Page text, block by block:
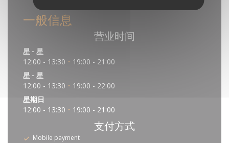
一般信息
营业时间
星 - 星
12:00 - 13:30 • 19:00 - 21:00
星 - 星
12:00 - 13:30 • 19:00 - 22:00
星期日
12:00 - 13:30 • 19:00 - 21:00
支付方式
Mobile payment